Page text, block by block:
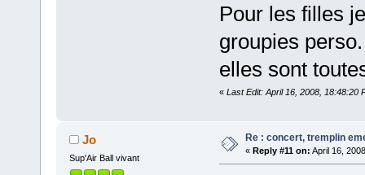
Pour les filles
groupies
elles sont
« Last Edit: April 16, 2008, 18:48:20
Jo
Sup'Air Ball vivant
Re : concert, tremplin
« Reply #11 on: April 16,